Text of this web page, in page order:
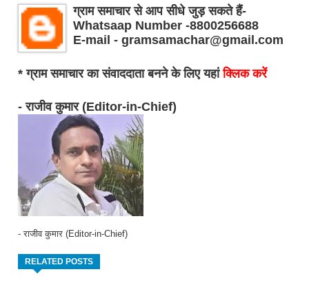
ग्राम समाचार से आप सीधे जुड़ सकते हैं-
Whatsaap Number -8800256688
E-mail - gramsamachar@gmail.com
* ग्राम समाचार का संवाददाता बनने के लिए यहांक्लिक करें
- राजीव कुमार (Editor-in-Chief)
- राजीव कुमार (Editor-in-Chief)
RELATED POSTS